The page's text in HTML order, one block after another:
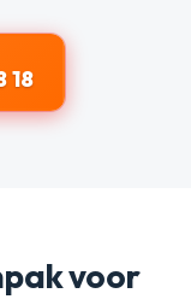
18
voor